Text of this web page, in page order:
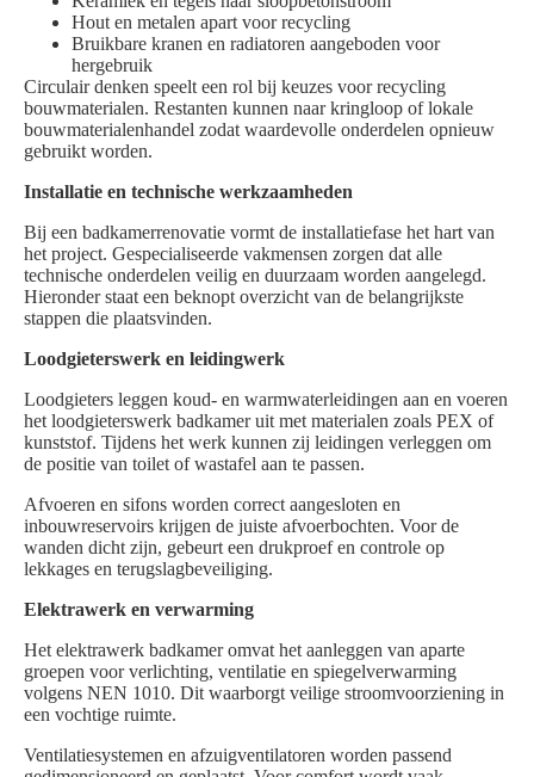
Hout en metalen apart voor recycling
Bruikbare kranen en radiatoren aangeboden voor
hergebruik
Circulair denken speelt een rol bij keuzes voor recycling
bouwmaterialen. Restanten kunnen naar kringloop of lokale
bouwmaterialenhandel zodat waardevolle onderdelen opnieuw
gebruikt worden.
Installatie en technische werkzaamheden
Bij een badkamerrenovatie vormt de installatiefase het hart van
het project. Gespecialiseerde vakmensen zorgen dat alle
technische onderdelen veilig en duurzaam worden aangelegd.
Hieronder staat een beknopt overzicht van de belangrijkste
stappen die plaatsvinden.
Loodgieterswerk en leidingwerk
Loodgieters leggen koud- en warmwaterleidingen aan en voeren
het loodgieterswerk badkamer uit met materialen zoals PEX of
kunststof. Tijdens het werk kunnen zij leidingen verleggen om
de positie van toilet of wastafel aan te passen.
Afvoeren en sifons worden correct aangesloten en
inbouwreservoirs krijgen de juiste afvoerbochten. Voor de
wanden dicht zijn, gebeurt een drukproef en controle op
lekkages en terugslagbeveiliging.
Elektrawerk en verwarming
Het elektrawerk badkamer omvat het aanleggen van aparte
groepen voor verlichting, ventilatie en spiegelverwarming
volgens NEN 1010. Dit waarborgt veilige stroomvoorziening in
een vochtige ruimte.
Ventilatiesystemen en afzuigventilatoren worden passend